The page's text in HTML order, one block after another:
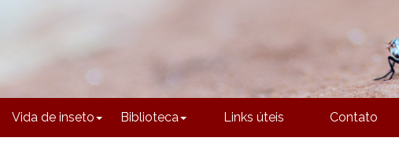
Vida de inseto Biblioteca Links úteis Contato